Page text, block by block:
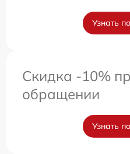
Узнать
Скидка -10%
обращении
Узнать